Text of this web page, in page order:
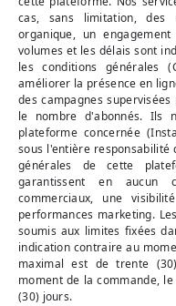
cas, sans limitation, des
organique, un
volumes et les délais sont
les conditions générales
améliorer la présence en
des campagnes
le nombre d'abonnés. Ils
plateforme concernée
sous l'entière
générales de cette
garantissent en aucun
commerciaux, une
performances marketing.
soumis aux limites fixées
indication contraire au
maximal est de trente
moment de la commande,
(30) jours.